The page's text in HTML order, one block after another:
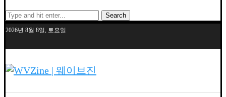
Search
2026년 8월 8일, 토요일